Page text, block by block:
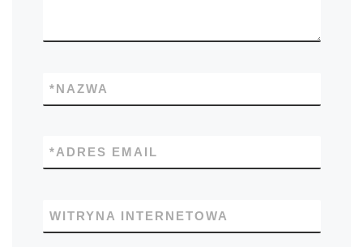
NAZWA
*
ADRES EMAIL
*
WITRYNA INTERNETOWA